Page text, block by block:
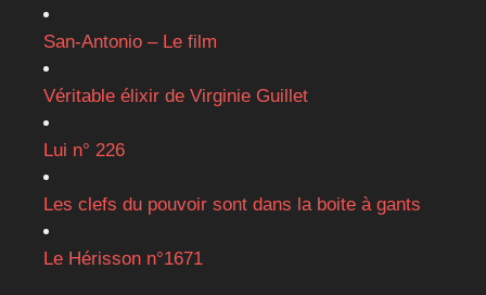
San-Antonio – Le film
Véritable élixir de Virginie Guillet
Lui n° 226
Les clefs du pouvoir sont dans la boite à gants
Le Hérisson n°1671